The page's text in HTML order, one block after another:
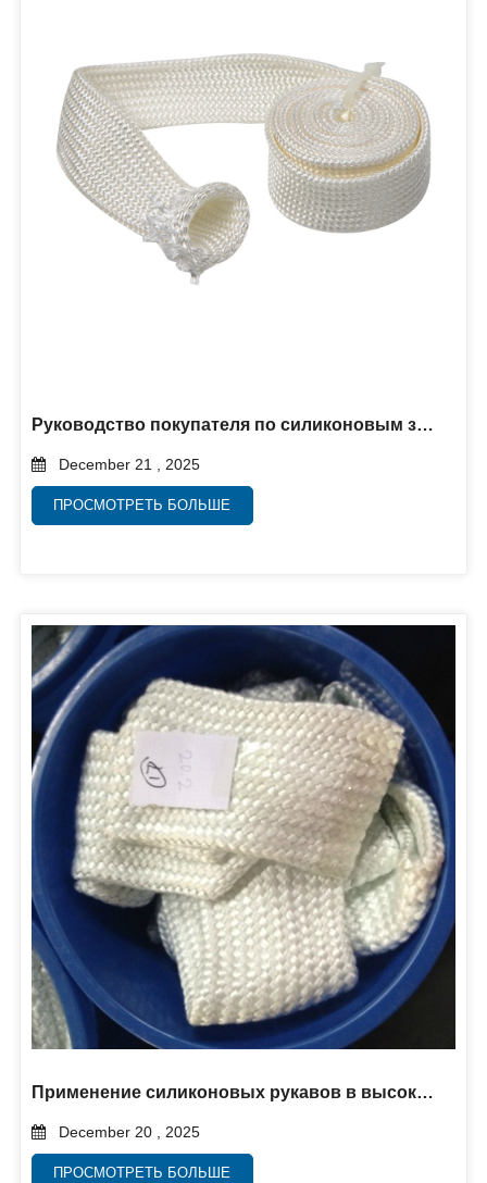
Руководство покупателя по силиконовым защитным рукавам: как выбрать подходящую защиту от высоких температур
December 21 , 2025
ПРОСМОТРЕТЬ БОЛЬШЕ
Применение силиконовых рукавов в высокотемпературных промышленных условиях
December 20 , 2025
ПРОСМОТРЕТЬ БОЛЬШЕ